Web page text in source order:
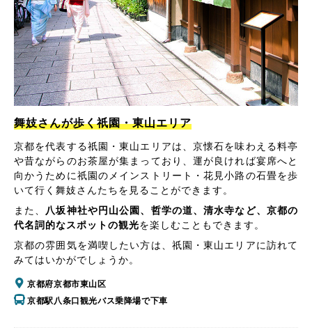
舞妓さんが歩く祇園・東山エリア
京都を代表する祇園・東山エリアは、京懐石を味わえる料亭
や昔ながらのお茶屋が集まっており、運が良ければ宴席へと
向かうために祇園のメインストリート・花見小路の石畳を歩
いて行く舞妓さんたちを見ることができます。
また、
八坂神社や円山公園、哲学の道、清水寺など、京都の
代名詞的なスポットの観光を楽しむこともできます。
京都の雰囲気を満喫したい方は、祇園・東山エリアに訪れて
みてはいかがでしょうか。
京都府京都市東山区
京都駅八条口観光バス乗降場で下車